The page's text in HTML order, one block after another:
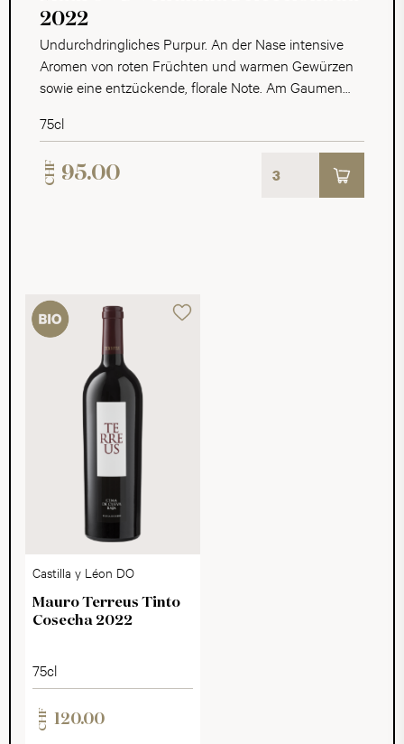
2022
Undurchdringliches Purpur. An der Nase intensive
Aromen von roten Früchten und warmen Gewürzen
sowie eine entzückende, florale Note. Am Gaumen
Fruchtigkeit dieses Jahrgangs. Die saftige Säure und
das knackige Tannin halten sich mit der Opulenz
dieses Weines perfekt die Waage. Ein meisterhaft
gelungener Jahrgang mit aussergewöhnlichem
75cl
CHF 95.00
Castilla y Léon DO
Mauro Terreus Tinto
Cosecha 2022
75cl
CHF 120.00